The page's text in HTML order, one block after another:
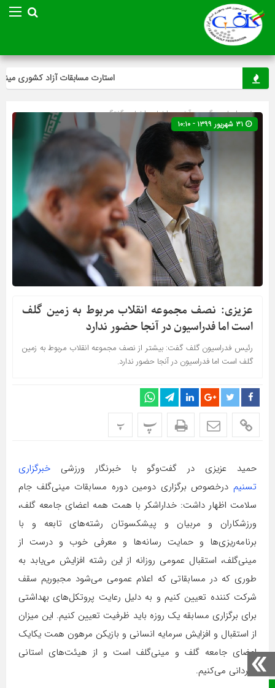
استارت مسابقات آزاد کشوری
صفحه اصلی» گروه »آخرین اخبار»اخبار»گفتگو
عزیزی: نصف مجموعه انقلاب مربوط به زمین گلف
است اما فدراسیون در آنجا حضور ندارد
رئیس فدراسیون گلف گفت: بیشتر از نصف مجموعه انقلاب مربوط به زمین
گلف است اما فدراسیون در آنجا حضور ندارد.
پ پ
حمید عزیزی در گفت‌وگو با خبرنگار ورزشی خبرگزاری
تسنیم درخصوص برگزاری دومین دوره مسابقات مینی‌گلف جام
سلامت اظهار داشت: خداراشکر با همت همه اعضای جامعه گلف،
ورزشکاران و مربیان و پیشکسوتان رشته‌های تابعه و با
برنامه‌ریزی‌ها و حمایت رسانه‌ها و معرفی خوب و درست از
مینی‌گلف، استقبال عمومی روزانه از این رشته افزایش می‌یابد به
طوری که در مسابقاتی که اعلام‌ عمومی می‌شود مجبوریم سقف
شرکت کننده تعیین کنیم و به دلیل رعایت پروتکل‌های بهداشتی
برای برگزاری مسابقه یک روزه باید ظرفیت تعیین کنیم. این میزان
از استقبال و افزایش سرمایه انسانی و بازیکن مرهون همت یکایک
اعضای جامعه گلف و مینی‌گلف است و از هیئت‌های استانی
قدردانی می‌کنیم.